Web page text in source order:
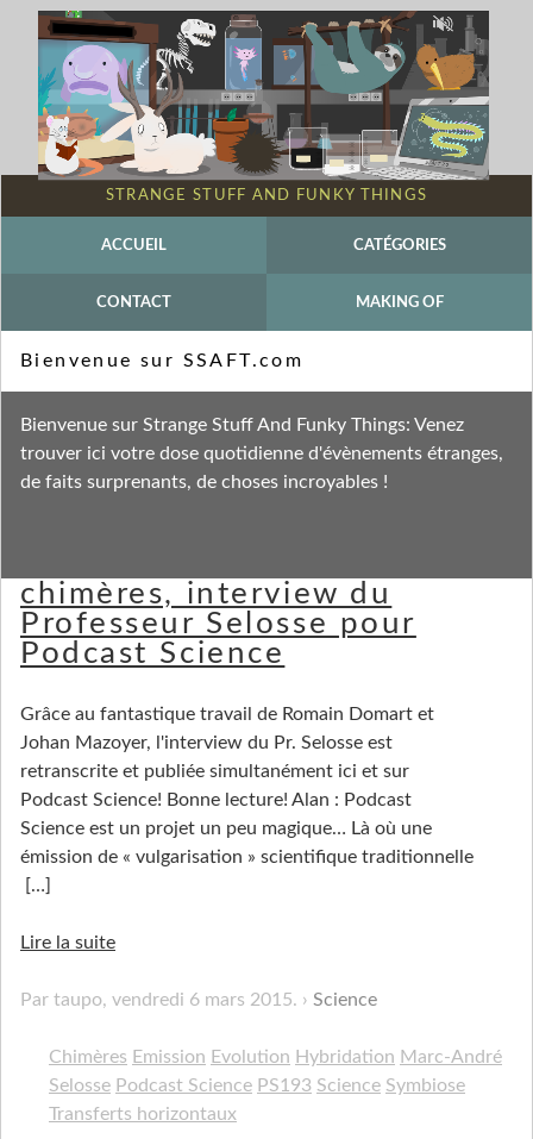
STRANGE STUFF AND FUNKY THINGS
ACCUEIL CATÉGORIES
CONTACT MAKING OF
Fil des commentaires
chimères, interview du
Professeur Selosse pour
Podcast Science
Grâce au fantastique travail de Romain Domart et
Johan Mazoyer, l'interview du Pr. Selosse est
retranscrite et publiée simultanément ici et sur
Podcast Science! Bonne lecture! Alan : Podcast
Science est un projet un peu magique… Là où une
émission de « vulgarisation » scientifique traditionnelle
[…]
Lire la suite
Par taupo, vendredi 6 mars 2015. Science
Chimères Emission Evolution Hybridation Marc-André
Selosse Podcast Science PS193 Science Symbiose
Transferts horizontaux
Bienvenue sur SSAFT.com
Bienvenue sur Strange Stuff And Funky Things: Venez
trouver ici votre dose quotidienne d'évènements étranges,
de faits surprenants, de choses incroyables !